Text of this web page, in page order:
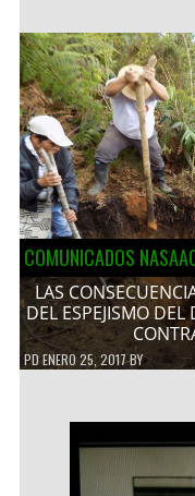
COMUNICADOS
LAS
DEL ESPEJISMO
PDENERO 25, 2017BY